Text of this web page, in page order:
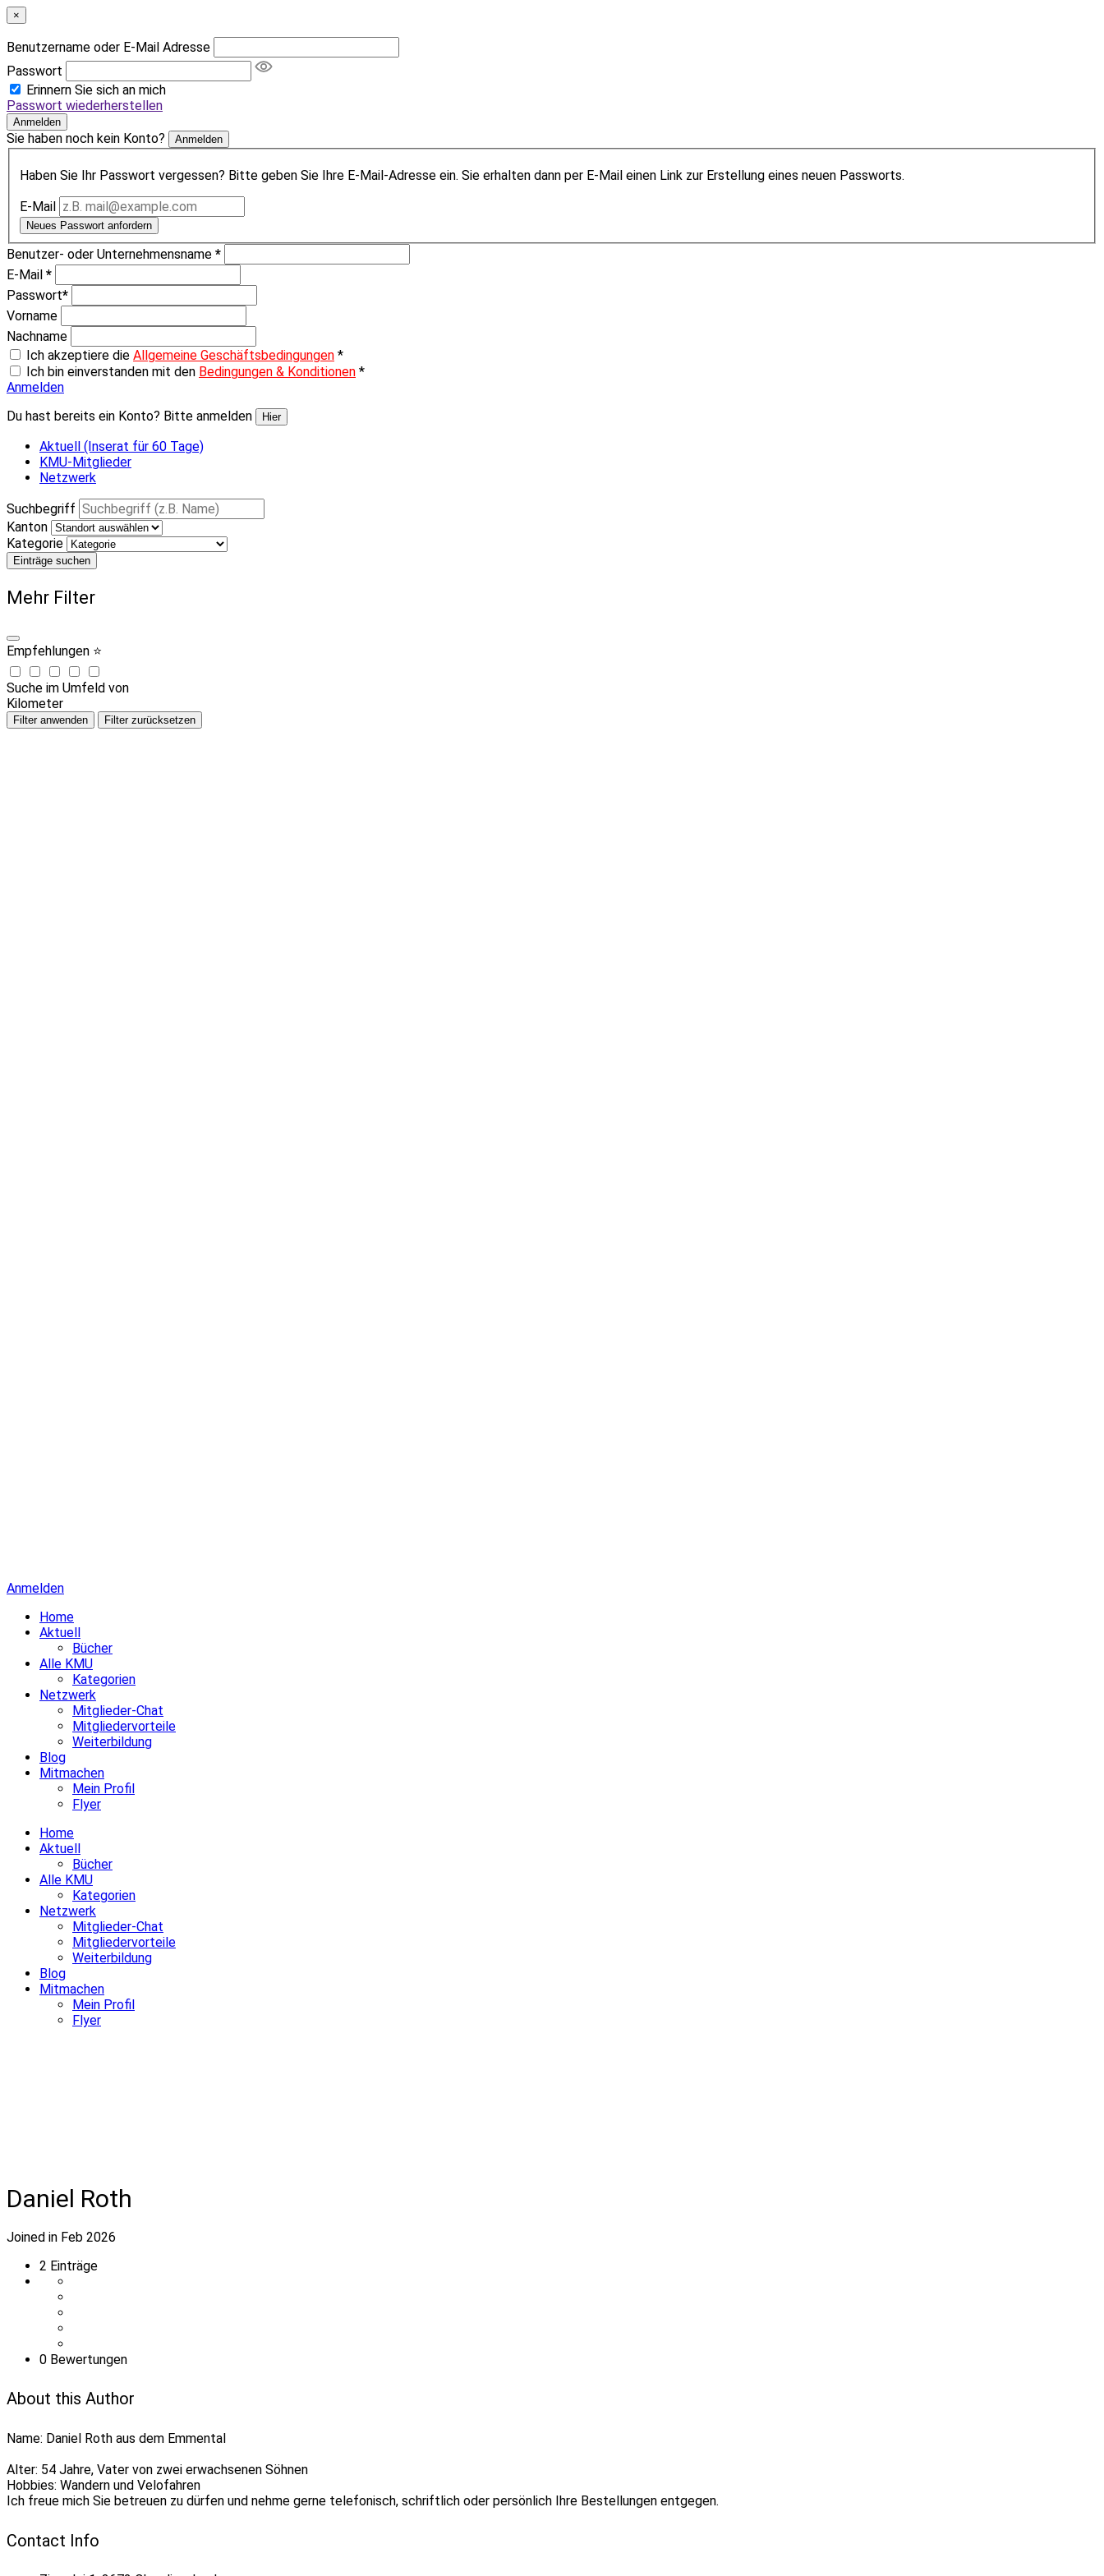
×
Benutzername oder E-Mail Adresse
Passwort
Erinnern Sie sich an mich
Passwort wiederherstellen
Anmelden
Sie haben noch kein Konto? Anmelden
Haben Sie Ihr Passwort vergessen? Bitte geben Sie Ihre E-Mail-Adresse ein. Sie erhalten dann per E-Mail einen Link zur Erstellung eines neuen Passworts.
E-Mail
Neues Passwort anfordern
Benutzer- oder Unternehmensname *
E-Mail *
Passwort*
Vorname
Nachname
Ich akzeptiere die Allgemeine Geschäftsbedingungen *
Ich bin einverstanden mit den Bedingungen & Konditionen *
Anmelden
Du hast bereits ein Konto? Bitte anmelden
Hier
Aktuell (Inserat für 60 Tage)
KMU-Mitglieder
Netzwerk
Suchbegriff
Kanton
Kategorie
Einträge suchen
Mehr Filter
Empfehlungen ⭐
Suche im Umfeld von
Kilometer
Filter anwenden Filter zurücksetzen
Anmelden
Home
Aktuell
Bücher
Alle KMU
Kategorien
Netzwerk
Mitglieder-Chat
Mitgliedervorteile
Weiterbildung
Blog
Mitmachen
Mein Profil
Flyer
Home
Aktuell
Bücher
Alle KMU
Kategorien
Netzwerk
Mitglieder-Chat
Mitgliedervorteile
Weiterbildung
Blog
Mitmachen
Mein Profil
Flyer
Daniel Roth
Joined in Feb 2026
2 Einträge
0 Bewertungen
About this Author
Name: Daniel Roth aus dem Emmental
Alter: 54 Jahre, Vater von zwei erwachsenen Söhnen
Hobbies: Wandern und Velofahren
Ich freue mich Sie betreuen zu dürfen und nehme gerne telefonisch, schriftlich oder persönlich Ihre Bestellungen entgegen.
Contact Info